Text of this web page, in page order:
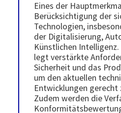
Eines der
Berücksichtigung der
Technologien,
der Digitalisierung,
Künstlichen
legt verstärkte
Sicherheit und das
um den aktuellen
Entwicklungen gerecht
Zudem werden die